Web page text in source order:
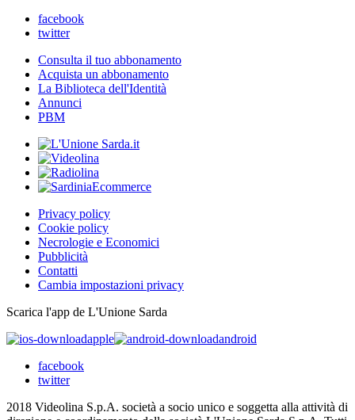
facebook
twitter
Consulta il tuo abbonamento
Acquista un abbonamento
La Biblioteca dell'Identità
Annunci
PBM
Privacy policy
Cookie policy
Necrologie e Economici
Pubblicità
Contatti
Cambia impostazioni privacy
Scarica l'app de L'Unione Sarda
apple
android
facebook
twitter
2018 Videolina S.p.A. società a socio unico e soggetta alla attività di